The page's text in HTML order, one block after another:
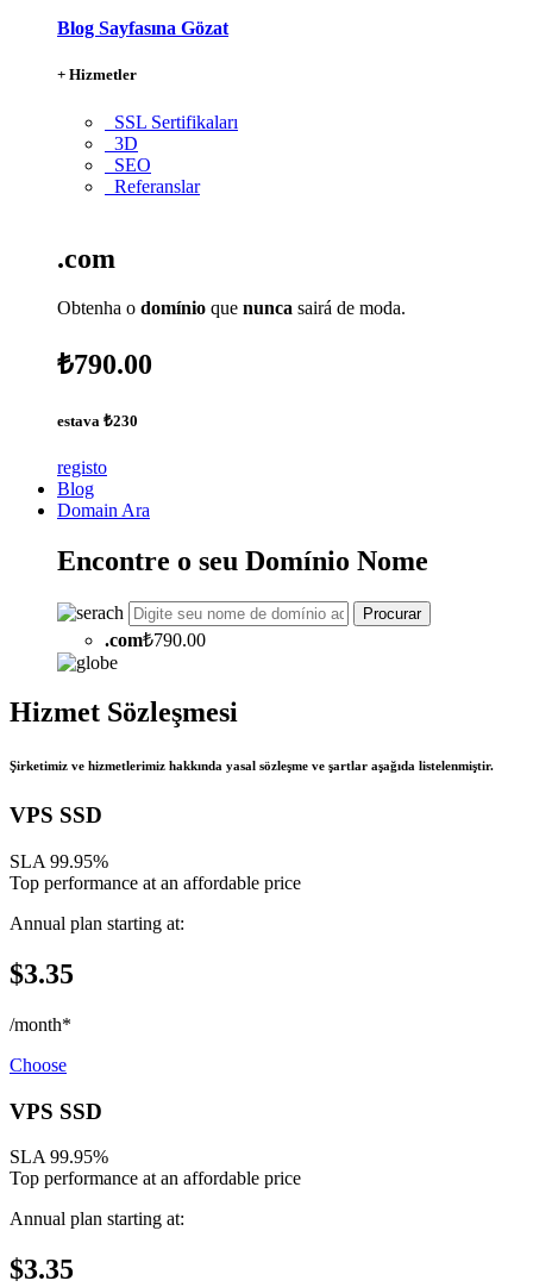
Blog Sayfasına Gözat
+ Hizmetler
SSL Sertifikaları
3D
SEO
Referanslar
.com
Obtenha o domínio que nunca sairá de moda.
₺790.00
estava ₺230
registo
Blog
Domain Ara
Encontre o seu Domínio Nome
Procurar
.com₺790.00
Hizmet Sözleşmesi
Şirketimiz ve hizmetlerimiz hakkında yasal sözleşme ve şartlar aşağıda listelenmiştir.
VPS SSD
SLA 99.95%
Top performance at an affordable price
Annual plan starting at:
$3.35
/month*
Choose
VPS SSD
SLA 99.95%
Top performance at an affordable price
Annual plan starting at:
$3.35